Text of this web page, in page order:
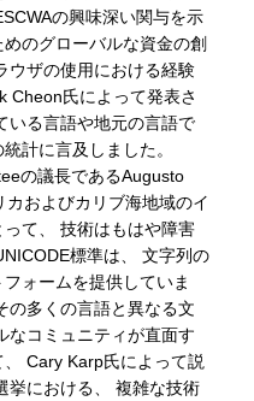
の興味深い関与を示
のグローバルな資金の創
ウザの使用における経験
Cheon氏によって発表さ
いる言語や地元の言語で
計に言及しました。
の議長であるAugusto
およびカリブ海地域のイ
て、 技術はもはや障害
標準は、 文字列の
ォームを提供していま
の多くの言語と異なる文
なコミュニティが直面す
Cary Karp氏によって説
挙における、 複雑な技術